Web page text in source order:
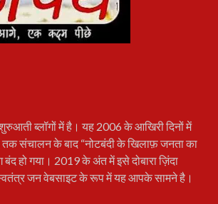
ब्लॉगों में है। यह 2006 के आखिरी दिनों में
संचालन के बाद “नोटबंदी के खिलाफ़ जनता का
बंद हो गया। 2019 के अंत में इसे दोबारा ज़िंदा
जन वेबसाइट के रूप में यह आपके सामने है।